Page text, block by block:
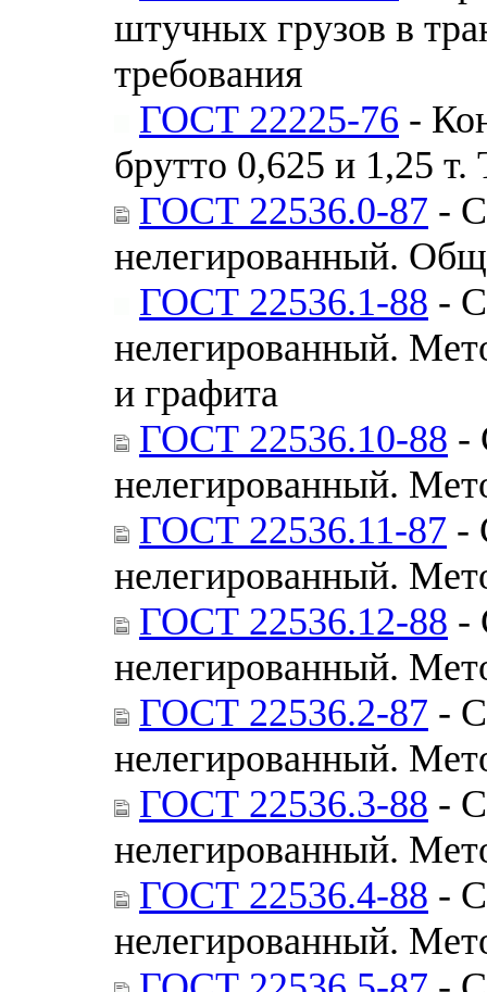
штучных грузов в
требования
ГОСТ 22225-76 -
брутто 0,625 и 1,25 т.
ГОСТ 22536.0-87 -
нелегированный.
ГОСТ 22536.1-88 -
нелегированный.
и графита
ГОСТ 22536.10-88 -
нелегированный.
ГОСТ 22536.11-87 -
нелегированный.
ГОСТ 22536.12-88 -
нелегированный.
ГОСТ 22536.2-87 -
нелегированный.
ГОСТ 22536.3-88 -
нелегированный.
ГОСТ 22536.4-88 -
нелегированный.